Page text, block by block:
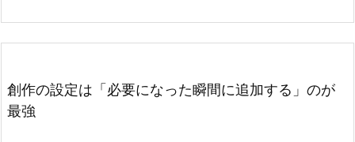
創作の設定は「必要になった瞬間に追加する」のが
最強